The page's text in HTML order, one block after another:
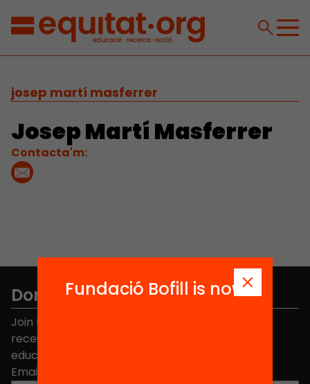
josep martí masferrer
Josep Martí Masferrer
Contacta'm:
Don't miss anything.
Join the more than 40,000 people who already
receive news about initiatives and projects for
educational change in Catalonia.
Email address
Fundació Bofill is now